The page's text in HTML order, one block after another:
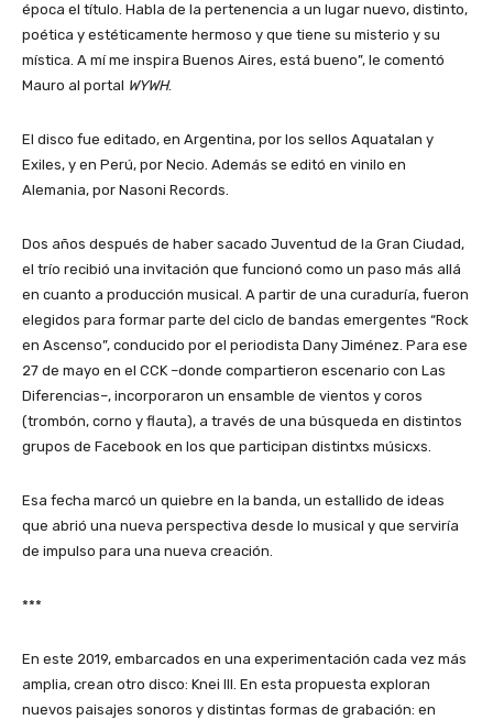
época el título. Habla de la pertenencia a un lugar nuevo, distinto,
poética y estéticamente hermoso y que tiene su misterio y su
mística. A mí me inspira Buenos Aires, está bueno”, le comentó
Mauro al portal WYWH.
El disco fue editado, en Argentina, por los sellos Aquatalan y
Exiles, y en Perú, por Necio. Además se editó en vinilo en
Alemania, por Nasoni Records.
Dos años después de haber sacado Juventud de la Gran Ciudad,
el trío recibió una invitación que funcionó como un paso más allá
en cuanto a producción musical. A partir de una curaduría, fueron
elegidos para formar parte del ciclo de bandas emergentes “Rock
en Ascenso”, conducido por el periodista Dany Jiménez. Para ese
27 de mayo en el CCK –donde compartieron escenario con Las
Diferencias–, incorporaron un ensamble de vientos y coros
(trombón, corno y flauta), a través de una búsqueda en distintos
grupos de Facebook en los que participan distintxs músicxs.
Esa fecha marcó un quiebre en la banda, un estallido de ideas
que abrió una nueva perspectiva desde lo musical y que serviría
de impulso para una nueva creación.
***
En este 2019, embarcados en una experimentación cada vez más
amplia, crean otro disco: Knei III. En esta propuesta exploran
nuevos paisajes sonoros y distintas formas de grabación: en